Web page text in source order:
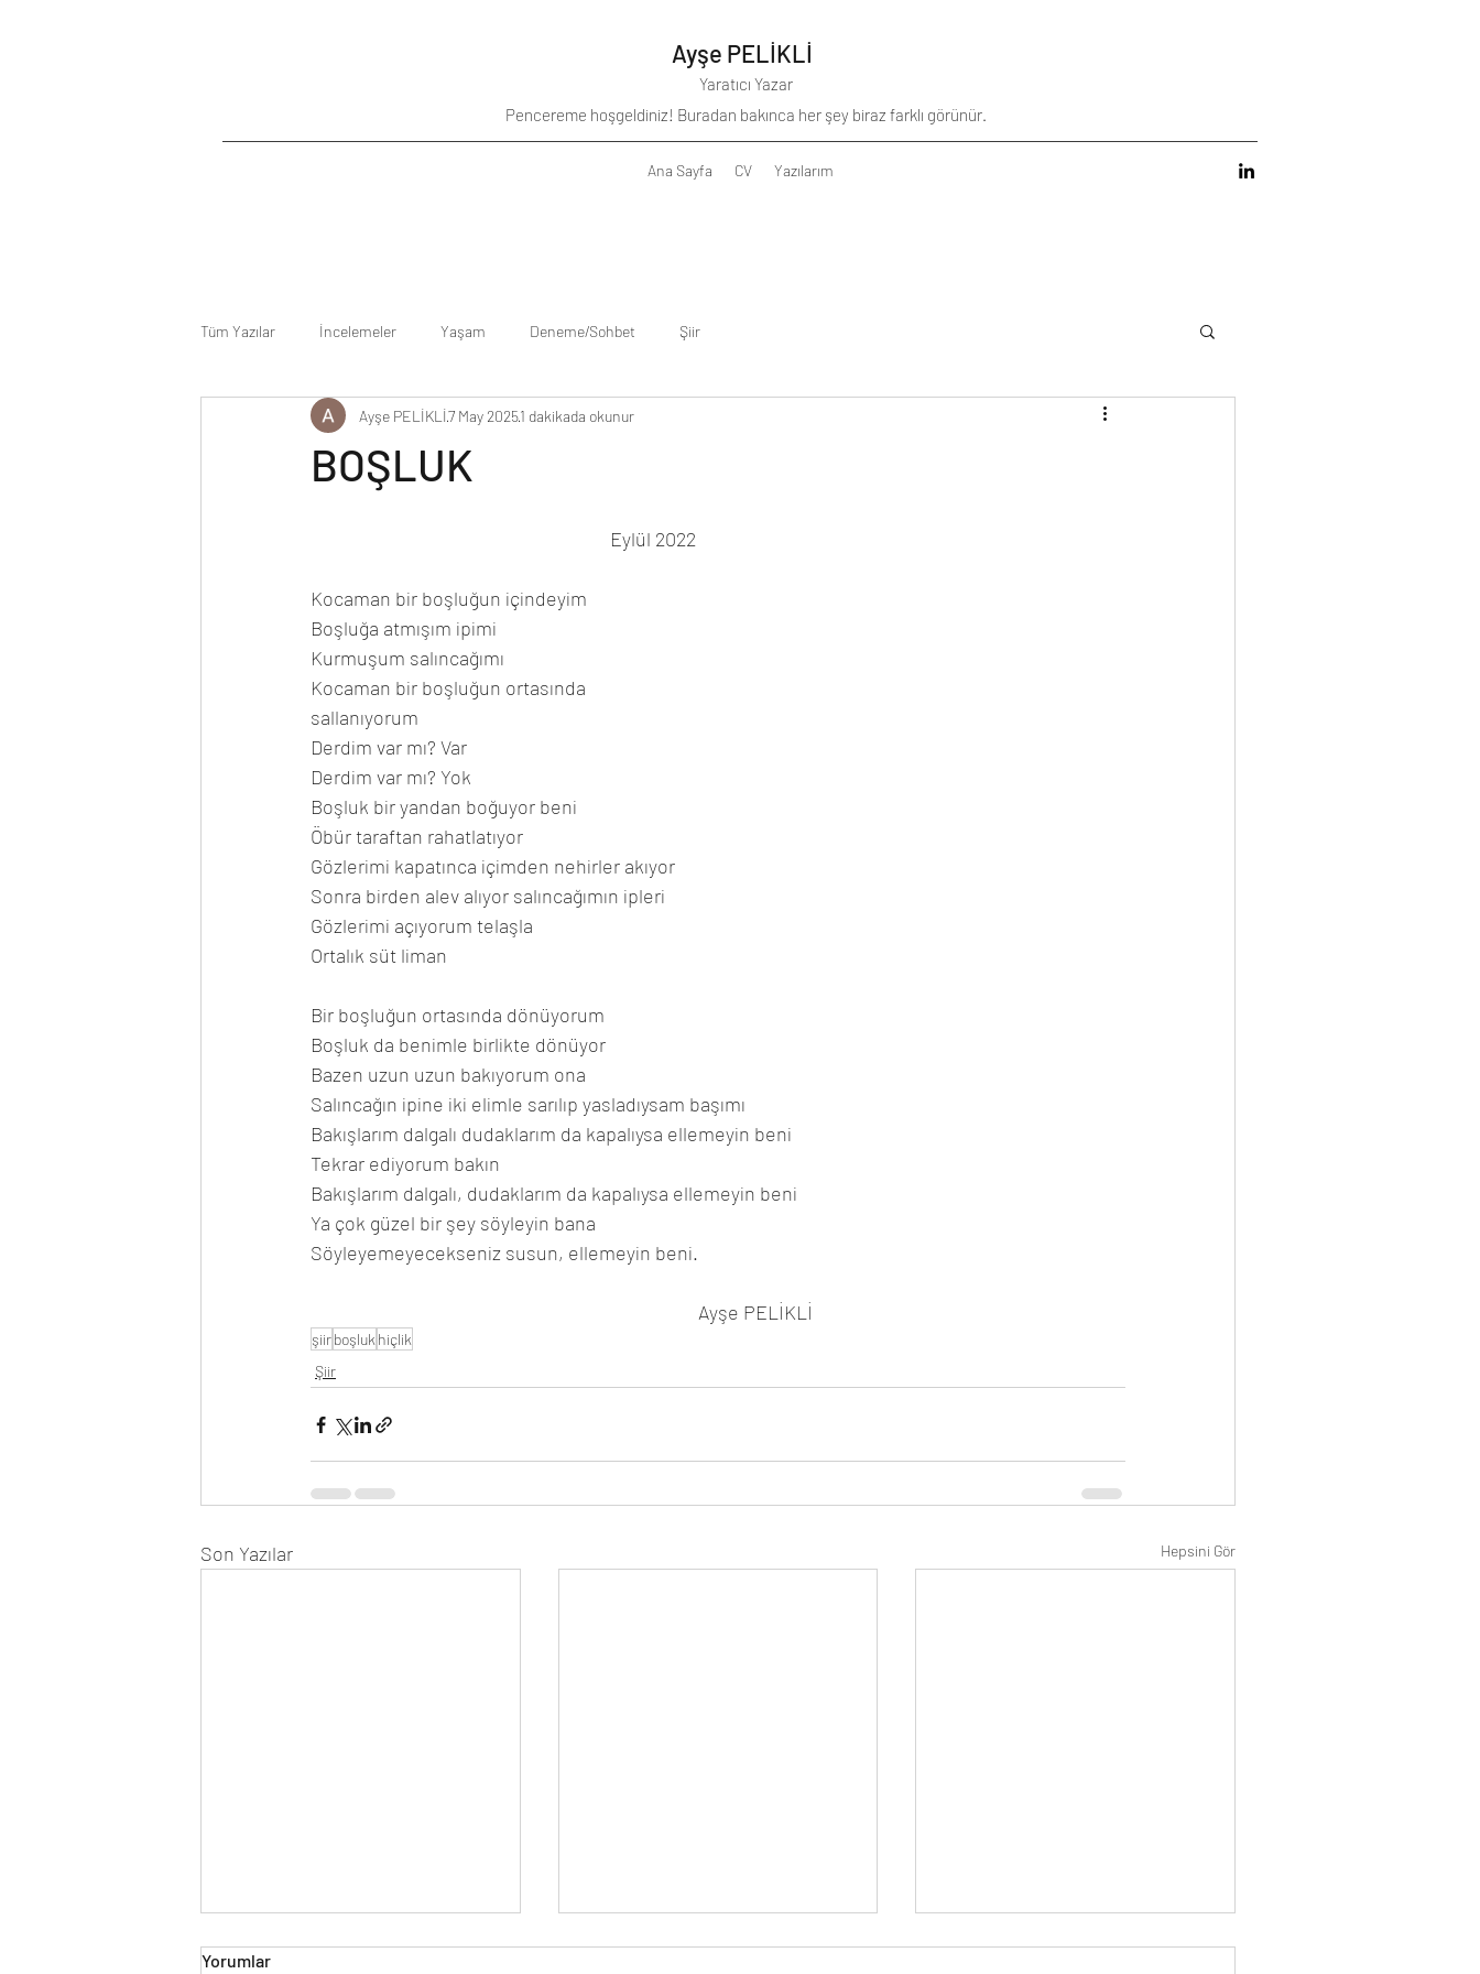
Ayşe PELİKLİ
Yaratıcı Yazar
Pencereme hoşgeldiniz! Buradan bakınca her şey biraz farklı görünür.
Ana Sayfa CV Yazılarım
Tüm Yazılar İncelemeler Yaşam Deneme/Sohbet Şiir
BOŞLUK
Ayşe PELİKLİ7 May 20251 dakikada okunur
Eylül 2022
Kocaman bir boşluğun içindeyim
Boşluğa atmışım ipimi
Kurmuşum salıncağımı
Kocaman bir boşluğun ortasında
sallanıyorum
Derdim var mı? Var
Derdim var mı? Yok
Boşluk bir yandan boğuyor beni
Öbür taraftan rahatlatıyor
Gözlerimi kapatınca içimden nehirler akıyor
Sonra birden alev alıyor salıncağımın ipleri
Gözlerimi açıyorum telaşla
Ortalık süt liman
Bir boşluğun ortasında dönüyorum
Boşluk da benimle birlikte dönüyor
Bazen uzun uzun bakıyorum ona
Salıncağın ipine iki elimle sarılıp yasladıysam başımı
Bakışlarım dalgalı dudaklarım da kapalıysa ellemeyin beni
Tekrar ediyorum bakın
Bakışlarım dalgalı, dudaklarım da kapalıysa ellemeyin beni
Ya çok güzel bir şey söyleyin bana
Söyleyemeyecekseniz susun, ellemeyin beni.
                                                                                        Ayşe PELİKLİ
şiirboşluk hiçlik
Şiir
Son Yazılar Hepsini Gör
Yorumlar